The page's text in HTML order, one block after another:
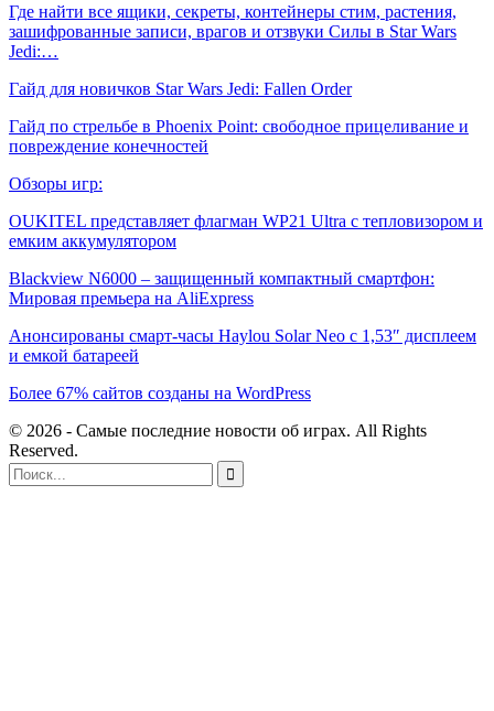
Где найти все ящики, секреты, контейнеры стим, растения,
зашифрованные записи, врагов и отзвуки Силы в Star Wars
Jedi:…
Гайд для новичков Star Wars Jedi: Fallen Order
Гайд по стрельбе в Phoenix Point: свободное прицеливание и
повреждение конечностей
Обзоры игр:
OUKITEL представляет флагман WP21 Ultra с тепловизором и
емким аккумулятором
Blackview N6000 – защищенный компактный смартфон:
Мировая премьера на AliExpress
Анонсированы смарт-часы Haylou Solar Neo с 1,53″ дисплеем
и емкой батареей
Более 67% сайтов созданы на WordPress
© 2026 - Самые последние новости об играх. All Rights
Reserved.